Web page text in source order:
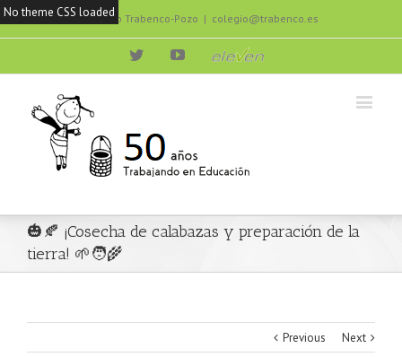
Colegio Trabenco-Pozo | colegio@trabenco.es
TwitterYoutube
eleven
🎃🍂 ¡Cosecha de calabazas y preparación de la
tierra! 🌱🧑‍🌾
Previous Next
No theme CSS loaded